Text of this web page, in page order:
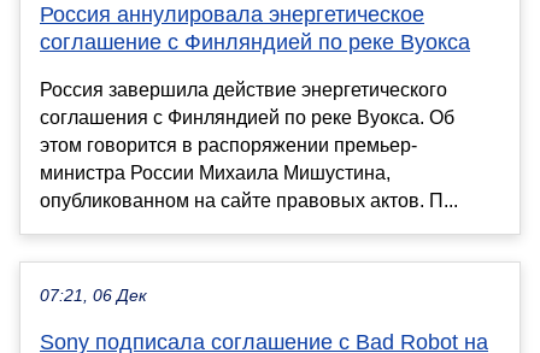
Россия аннулировала энергетическое
соглашение с Финляндией по реке Вуокса
Россия завершила действие энергетического
соглашения с Финляндией по реке Вуокса. Об
этом говорится в распоряжении премьер-
министра России Михаила Мишустина,
опубликованном на сайте правовых актов. П...
07:21, 06 Дек
Sony подписала соглашение с Bad Robot на